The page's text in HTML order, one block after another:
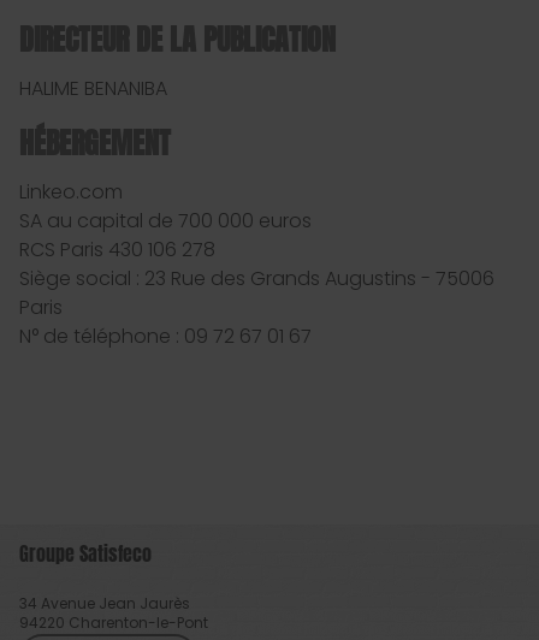
DIRECTEUR DE LA PUBLICATION
HALIME BENANIBA
HÉBERGEMENT
Linkeo.com
SA au capital de 700 000 euros
RCS Paris 430 106 278
Siège social : 23 Rue des Grands Augustins - 75006
Paris
N° de téléphone : 09 72 67 01 67
Groupe Satisfeco
34 Avenue Jean Jaurès
94220 Charenton-le-Pont